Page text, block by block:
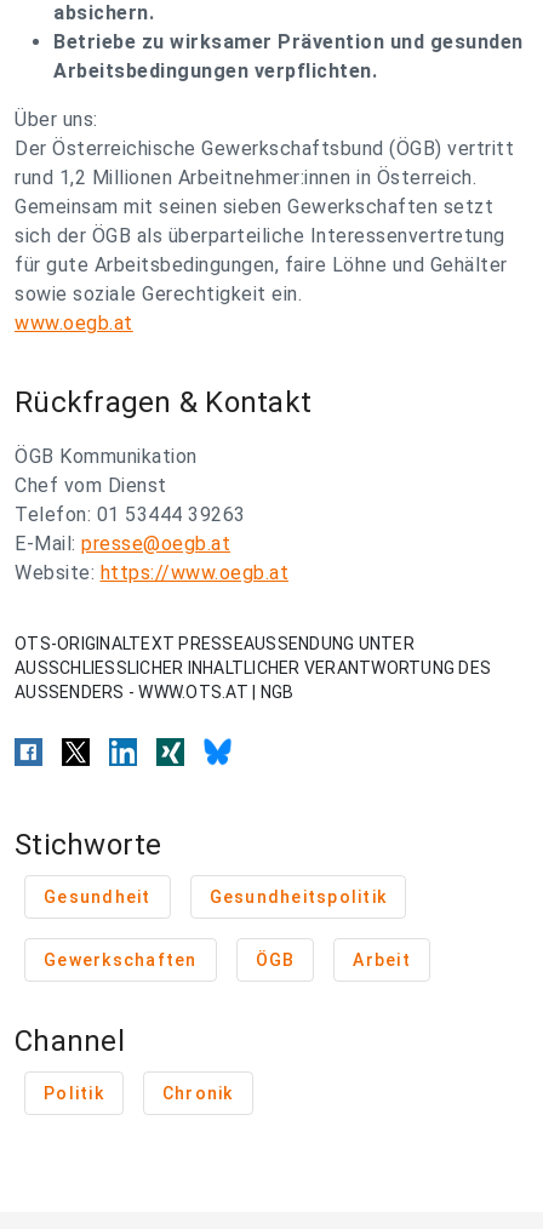
absichern.
Betriebe zu wirksamer Prävention und gesunden
Arbeitsbedingungen verpflichten.
Über uns:
Der Österreichische Gewerkschaftsbund (ÖGB) vertritt
rund 1,2 Millionen Arbeitnehmer:innen in Österreich.
Gemeinsam mit seinen sieben Gewerkschaften setzt
sich der ÖGB als überparteiliche Interessenvertretung
für gute Arbeitsbedingungen, faire Löhne und Gehälter
sowie soziale Gerechtigkeit ein.
www.oegb.at
Rückfragen & Kontakt
ÖGB Kommunikation
Chef vom Dienst
Telefon: 01 53444 39263
E-Mail: presse@oegb.at
Website: https://www.oegb.at
OTS-ORIGINALTEXT PRESSEAUSSENDUNG UNTER
AUSSCHLIESSLICHER INHALTLICHER VERANTWORTUNG DES
AUSSENDERS - WWW.OTS.AT | NGB
Stichworte
Gesundheit Gesundheitspolitik
Gewerkschaften ÖGB Arbeit
Channel
Politik Chronik